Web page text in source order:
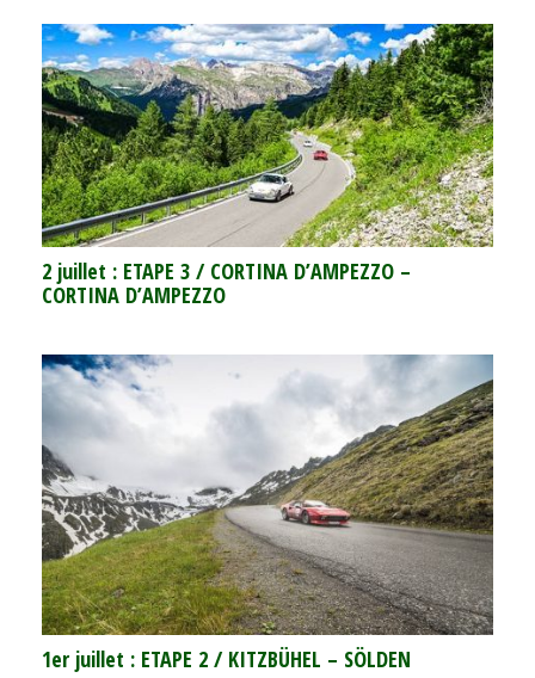
2 juillet : ETAPE 3 / CORTINA D’AMPEZZO –
CORTINA D’AMPEZZO
1er juillet : ETAPE 2 / KITZBÜHEL – SÖLDEN